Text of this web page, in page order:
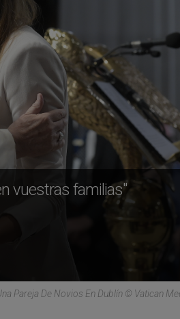
vuestras familias"
Pareja De Novios En Dublín © Vatican